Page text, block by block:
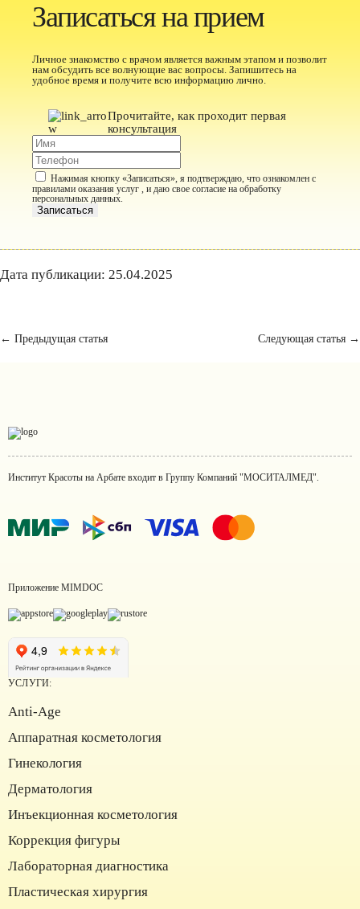
Записаться на прием
Личное знакомство с врачом является важным этапом и позволит
нам обсудить все волнующие вас вопросы. Запишитесь на
удобное время и получите всю информацию лично.
Прочитайте, как проходит первая
консультация
Нажимая кнопку «Записаться», я подтверждаю, что ознакомлен с
правилами оказания услуг , и даю свое согласие на обработку
персональных данных.
Записаться
Дата публикации: 25.04.2025
← Предыдущая статья Следующая статья →
Институт Красоты на Арбате входит в Группу Компаний "МОСИТАЛМЕД".
Приложение MIMDOC
УСЛУГИ:
Anti-Age
Аппаратная косметология
Гинекология
Дерматология
Инъекционная косметология
Коррекция фигуры
Лабораторная диагностика
Пластическая хирургия